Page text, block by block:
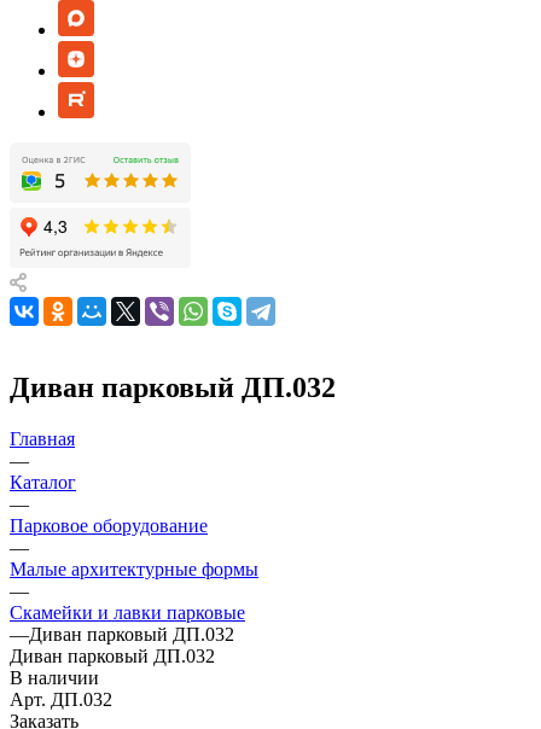
Диван парковый ДП.032
Главная
—
Каталог
—
Парковое оборудование
—
Малые архитектурные формы
—
Скамейки и лавки парковые
—Диван парковый ДП.032
Диван парковый ДП.032
В наличии
Арт. ДП.032
Заказать